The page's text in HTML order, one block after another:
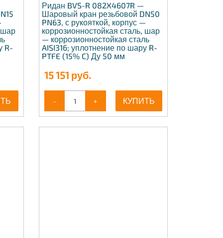
шар
R-
Ридан BVS-R 082X4607R —
Шаровый кран резьбовой DN50
PN63, с рукояткой, корпус —
коррозионностойкая сталь, шар
— коррозионностойкая сталь
AISI316; уплотнение по шару R-
PTFE (15% C) Ду 50 мм
15 151 руб.
- + КУПИТЬ